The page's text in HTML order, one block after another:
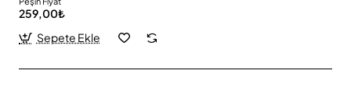
259,00₺
Sepete Ekle